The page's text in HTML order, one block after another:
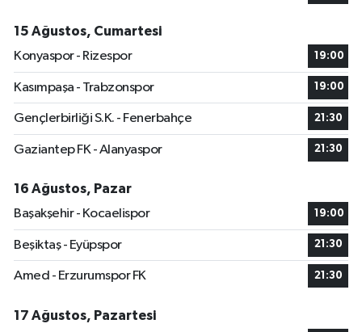
15 Ağustos, Cumartesi
Konyaspor - Rizespor
19:00
Kasımpaşa - Trabzonspor 19:00
Gençlerbirliği S.K. - Fenerbahçe 21:30
Gaziantep FK - Alanyaspor 21:30
16 Ağustos, Pazar
Başakşehir - Kocaelispor
19:00
Beşiktaş - Eyüpspor 21:30
Amed - Erzurumspor FK 21:30
17 Ağustos, Pazartesi